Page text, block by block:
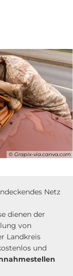
© Grapix-via.canva.com
Netz
dienen der
von
Landkreis
und